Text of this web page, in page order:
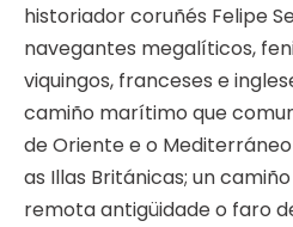
historiador coruñés Felipe
navegantes megalíticos,
viquingos, franceses e
camiño marítimo que
de Oriente e o
as Illas Británicas; un
remota antigüidade o faro